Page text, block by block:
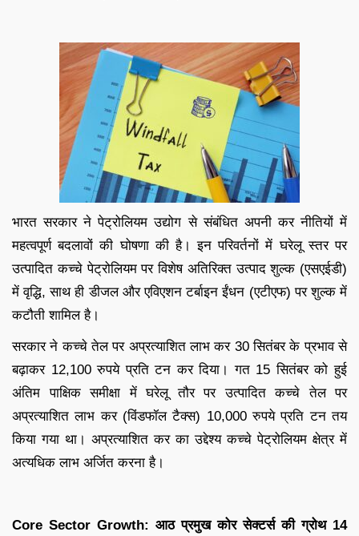
भारत सरकार ने पेट्रोलियम उद्योग से संबंधित अपनी कर नीतियों में
महत्वपूर्ण बदलावों की घोषणा की है। इन परिवर्तनों में घरेलू स्तर पर
उत्पादित कच्चे पेट्रोलियम पर विशेष अतिरिक्त उत्पाद शुल्क (एसएईडी)
में वृद्धि, साथ ही डीजल और एविएशन टर्बाइन ईंधन (एटीएफ) पर शुल्क में
कटौती शामिल है।
सरकार ने कच्चे तेल पर अप्रत्याशित लाभ कर 30 सितंबर के प्रभाव से
बढ़ाकर 12,100 रुपये प्रति टन कर दिया। गत 15 सितंबर को हुई
अंतिम पाक्षिक समीक्षा में घरेलू तौर पर उत्पादित कच्चे तेल पर
अप्रत्याशित लाभ कर (विंडफॉल टैक्स) 10,000 रुपये प्रति टन तय
किया गया था। अप्रत्याशित कर का उद्देश्य कच्चे पेट्रोलियम क्षेत्र में
अत्यधिक लाभ अर्जित करना है।
Core Sector Growth: आठ प्रमुख कोर सेक्टर्स की ग्रोथ 14